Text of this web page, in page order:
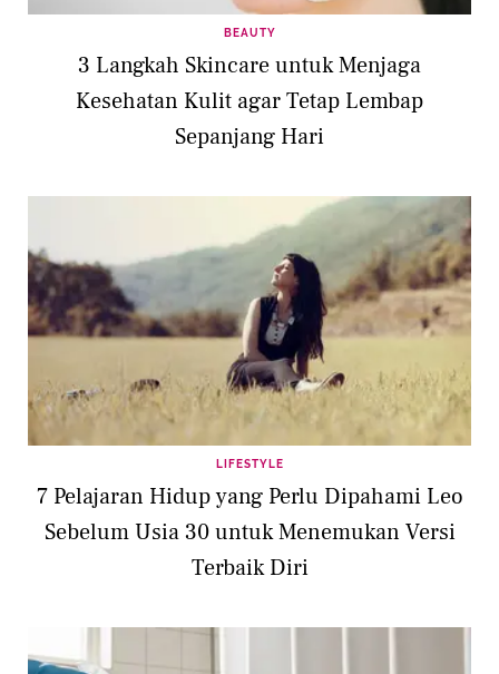
BEAUTY
3 Langkah Skincare untuk Menjaga
Kesehatan Kulit agar Tetap Lembap
Sepanjang Hari
LIFESTYLE
7 Pelajaran Hidup yang Perlu Dipahami Leo
Sebelum Usia 30 untuk Menemukan Versi
Terbaik Diri